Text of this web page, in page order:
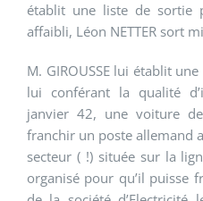
établit une liste de sortie
affaibli, Léon NETTER sort
M. GIROUSSE lui établit
lui conférant la qualité
janvier 42, une voiture
franchir un poste allemand
secteur ( !) située sur la
organisé pour qu’il puisse